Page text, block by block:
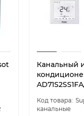
Канальный
канальные